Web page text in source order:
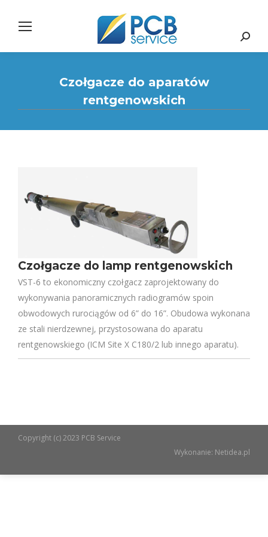
Search:
Czołgacze do aparatów
rentgenowskich
Czołgacze do lamp rentgenowskich
VST-6 to ekonomiczny czołgacz zaprojektowany do
wykonywania panoramicznych radiogramów spoin
obwodowych rurociągów od 6” do 16”. Obudowa wykonana
ze stali nierdzewnej, przystosowana do aparatu
rentgenowskiego (ICM Site X C180/2 lub innego aparatu).
Copyright (c) 2023 PCB Service
Wykonanie: Netidea.pl